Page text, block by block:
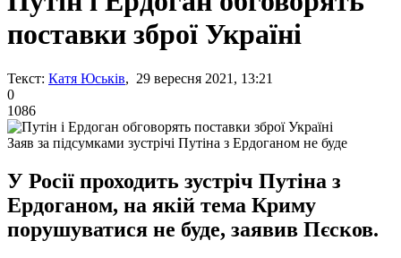
поставки зброї Україні
Текст: Катя Юськів, 29 вересня 2021, 13:21
0
1086
Заяв за підсумками зустрічі Путіна з Ердоганом не буде
У Росії проходить зустріч Путіна з
Ердоганом, на якій тема Криму
порушуватися не буде, заявив Пєсков.